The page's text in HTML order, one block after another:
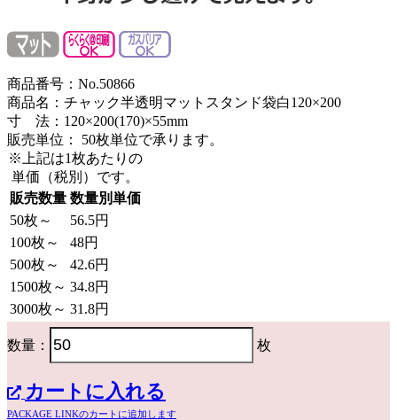
商品番号：No.50866
商品名：チャック半透明マットスタンド袋白120×200
寸 法：120×200(170)×55mm
販売単位：
50枚単位で承ります。
※上記は1枚あたりの
単価（税別）です。
販売数量 数量別単価
50枚～
56.5円
100枚～
48円
500枚～
42.6円
1500枚～ 34.8円
3000枚～ 31.8円
数量： 枚
カートに入れる
PACKAGE LINKのカートに追加します